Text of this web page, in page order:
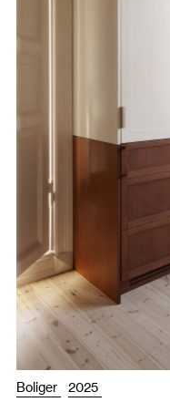
Boliger 2025